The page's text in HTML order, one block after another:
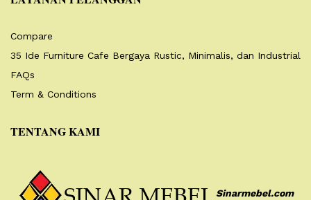
Compare
35 Ide Furniture Cafe Bergaya Rustic, Minimalis, dan Industrial
FAQs
Term & Conditions
TENTANG KAMI
Sinarmebel.com